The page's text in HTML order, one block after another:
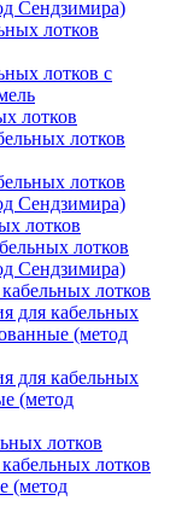
Сендзимира)
лотков
лотков с
лотков
лотков
лотков
Сендзимира)
лотков
лотков
Сендзимира)
лотков
для кабельных
(метод
для кабельных
(метод
лотков
лотков
(метод